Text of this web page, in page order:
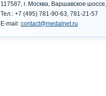
117587, г. Москва, Варшавское
Тел.: +7 (495) 781-90-63, 781-21-57
E-mail: contact@medalnet.ru